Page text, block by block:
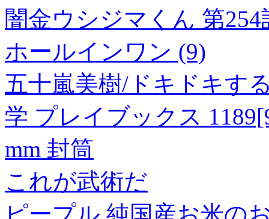
闇金ウシジマくん 第
ホールインワン (9)
五十嵐美樹/ドキドキす
学 プレイブックス
mm 封筒
これが武術だ